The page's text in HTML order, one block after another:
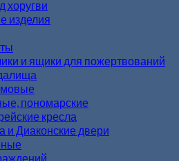
хоругви
изделия
и ящики для пожертвований
пономарские
кресла
и Диаконские двери